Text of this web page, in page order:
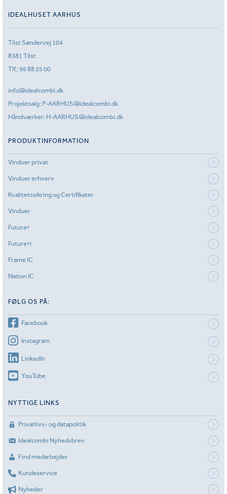
IDEALHUSET AARHUS
Tilst Søndervej 104
8381 Tilst
Tlf.:96 88 25 00
info@idealcombi.dk
Projektsalg: P-AARHUS@idealcombi.dk
Håndværker: H-AARHUS@idealcombi.dk
PRODUKTINFORMATION
Vinduer privat
Vinduer erhverv
Kvalitetssikring og Certifikater
Vinduer
Futura+
Futura+i
Frame IC
Nation IC
FØLG OS PÅ:
Facebook
Instagram
LinkedIn
YouTube
NYTTIGE LINKS
Privatlivs- og datapolitik
Idealcombi Nyhedsbrev
Find medarbejder
Kundeservice
Nyheder